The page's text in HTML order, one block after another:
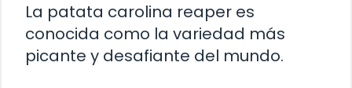
La patata carolina reaper es
conocida como la variedad más
picante y desafiante del mundo.